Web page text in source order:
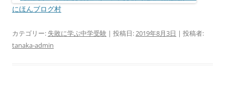
にほんブログ村
カテゴリー: 失敗に学ぶ中学受験 | 投稿日:2019年8月3日 | 投稿者:
tanaka-admin